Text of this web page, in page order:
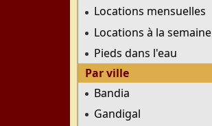
Locations mensuelles
Locations à la semaine
Pieds dans l'eau
Par ville
Bandia
Gandigal